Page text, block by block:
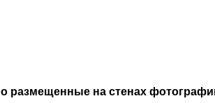
размещенные на стенах